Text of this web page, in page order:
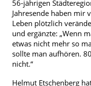
56-jährigen
Jahresende haben mir
Leben plötzlich
und ergänzte: „Wenn
etwas nicht mehr so
sollte man aufhören.
nicht.“
Helmut Etschenberg